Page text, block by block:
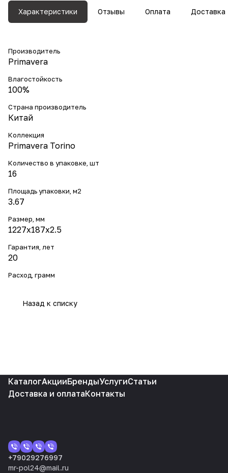
Характеристики Отзывы Оплата Доставка
Производитель
Primavera
Влагостойкость
100%
Страна производитель
Китай
Коллекция
Primavera Torino
Количество в упаковке, шт
16
Площадь упаковки, м2
3.67
Размер, мм
1227x187x2.5
Гарантия, лет
20
Расход, грамм
Назад к списку
КаталогАкцииБрендыУслугиСтатьи
Доставка и оплатаКонтакты
+79029276997
mr-pol24@mail.ru